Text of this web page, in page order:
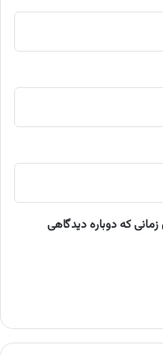
که دوباره دیدگاهی